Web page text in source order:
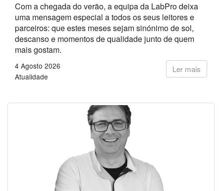
Com a chegada do verão, a equipa da LabPro deixa
uma mensagem especial a todos os seus leitores e
parceiros: que estes meses sejam sinónimo de sol,
descanso e momentos de qualidade junto de quem
mais gostam.
Ler mais
4 Agosto 2026
Atualidade